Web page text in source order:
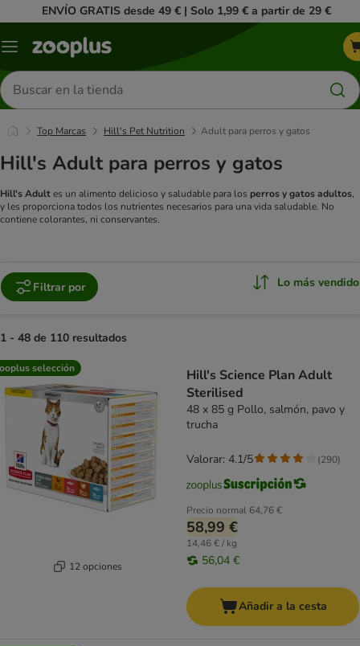
ENVÍO GRATIS desde 49 € | Solo 1,99 € a partir de 29 €
Menú
Buscar
productos
Top Marcas Hill's Pet Nutrition Adult para perros y gatos
Hill's Adult para perros y gatos
Hill's Adultes un alimento delicioso y saludable para los perros y gatos adultos,
y les proporciona todos los nutrientes necesarios para una vida saludable. No
contiene colorantes, ni conservantes.
Filtrar por Lo más vendido
1 - 48 de 110 resultados
product items have been changed
selección
12 opciones
Hill's Science Plan Adult
Sterilised
48 x 85 g Pollo, salmón, pavo y
trucha
Precio normal 64,76 €
58,99 €
14,46 € / kg
56,04 €
Valorar: 4.1/5 (290)
Añadir a la cesta